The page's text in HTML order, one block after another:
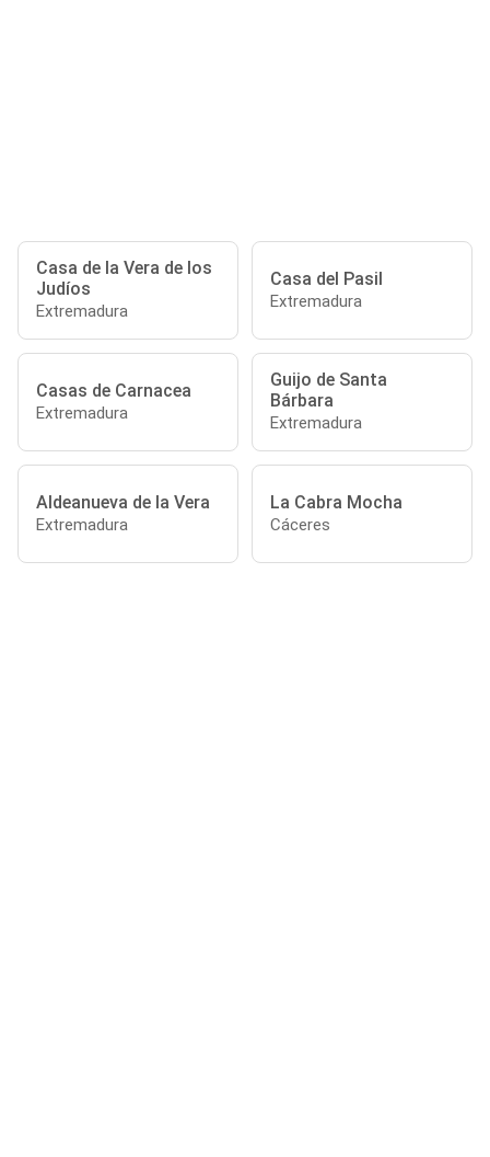
Casa de la Vera de los
Judíos
Extremadura
Casa del Pasil
Extremadura
Casas de Carnacea
Extremadura
Guijo de Santa
Bárbara
Extremadura
Aldeanueva de la Vera
Extremadura
La Cabra Mocha
Cáceres